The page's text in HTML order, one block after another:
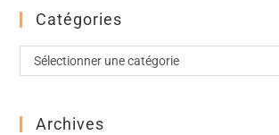
Catégories
Sélectionner une catégorie
Archives